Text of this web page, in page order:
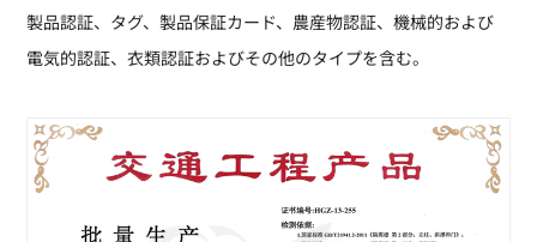
製品認証、タグ、製品保証カード、農産物認証、機械的および
電気的認証、衣類認証およびその他のタイプを含む。